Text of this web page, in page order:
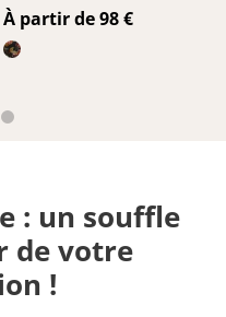
Prix
À partir de 98 €
: un souffle
de votre
!